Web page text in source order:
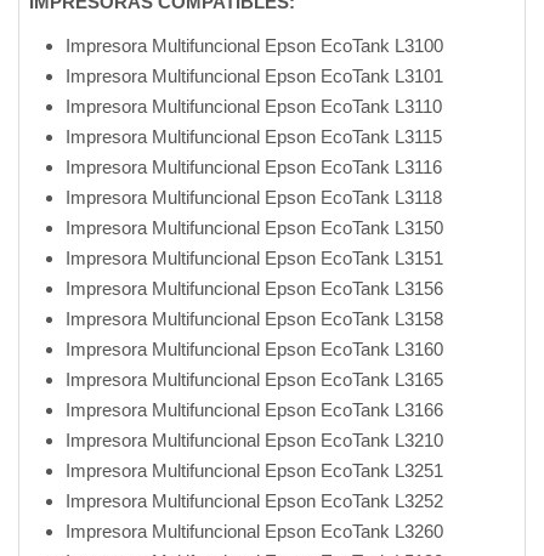
Impresora Multifuncional Epson EcoTank L3100
Impresora Multifuncional Epson EcoTank L3101
Impresora Multifuncional Epson EcoTank L3110
Impresora Multifuncional Epson EcoTank L3115
Impresora Multifuncional Epson EcoTank L3116
Impresora Multifuncional Epson EcoTank L3118
Impresora Multifuncional Epson EcoTank L3150
Impresora Multifuncional Epson EcoTank L3151
Impresora Multifuncional Epson EcoTank L3156
Impresora Multifuncional Epson EcoTank L3158
Impresora Multifuncional Epson EcoTank L3160
Impresora Multifuncional Epson EcoTank L3165
Impresora Multifuncional Epson EcoTank L3166
Impresora Multifuncional Epson EcoTank L3210
Impresora Multifuncional Epson EcoTank L3251
Impresora Multifuncional Epson EcoTank L3252
Impresora Multifuncional Epson EcoTank L3260